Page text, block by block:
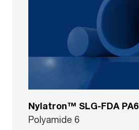
Nylatron™ SLG-FDA PA6
Polyamide 6